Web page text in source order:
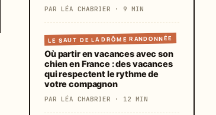
PAR LÉA CHABRIER · 9 MIN
LE SAUT DE LA DRÔME RANDONNÉE
Où partir en vacances avec son
chien en France : des vacances
qui respectent le rythme de
votre compagnon
PAR LÉA CHABRIER · 12 MIN